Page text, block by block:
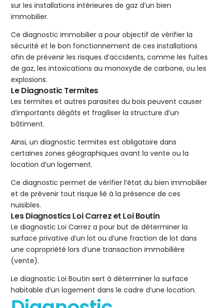
sur les installations intérieures de gaz d’un bien
immobilier.
Ce diagnostic immobilier a pour objectif de vérifier la
sécurité et le bon fonctionnement de ces installations
afin de prévenir les risques d’accidents, comme les fuites
de gaz, les intoxications au monoxyde de carbone, ou les
explosions.
Le Diagnostic Termites
Les termites et autres parasites du bois peuvent causer
d’importants dégâts et fragiliser la structure d’un
bâtiment.
Ainsi, un diagnostic termites est obligatoire dans
certaines zones géographiques avant la vente ou la
location d’un logement.
Ce diagnostic permet de vérifier l’état du bien immobilier
et de prévenir tout risque lié à la présence de ces
nuisibles.
Les Diagnostics Loi Carrez et Loi Boutin
Le diagnostic Loi Carrez a pour but de déterminer la
surface privative d’un lot ou d’une fraction de lot dans
une copropriété lors d’une transaction immobilière
(vente).
Le diagnostic Loi Boutin sert à déterminer la surface
habitable d’un logement dans le cadre d’une location.